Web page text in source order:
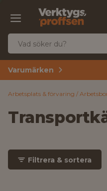
Varumärken
Arbetsplats & förvaring
Filtrera & sortera